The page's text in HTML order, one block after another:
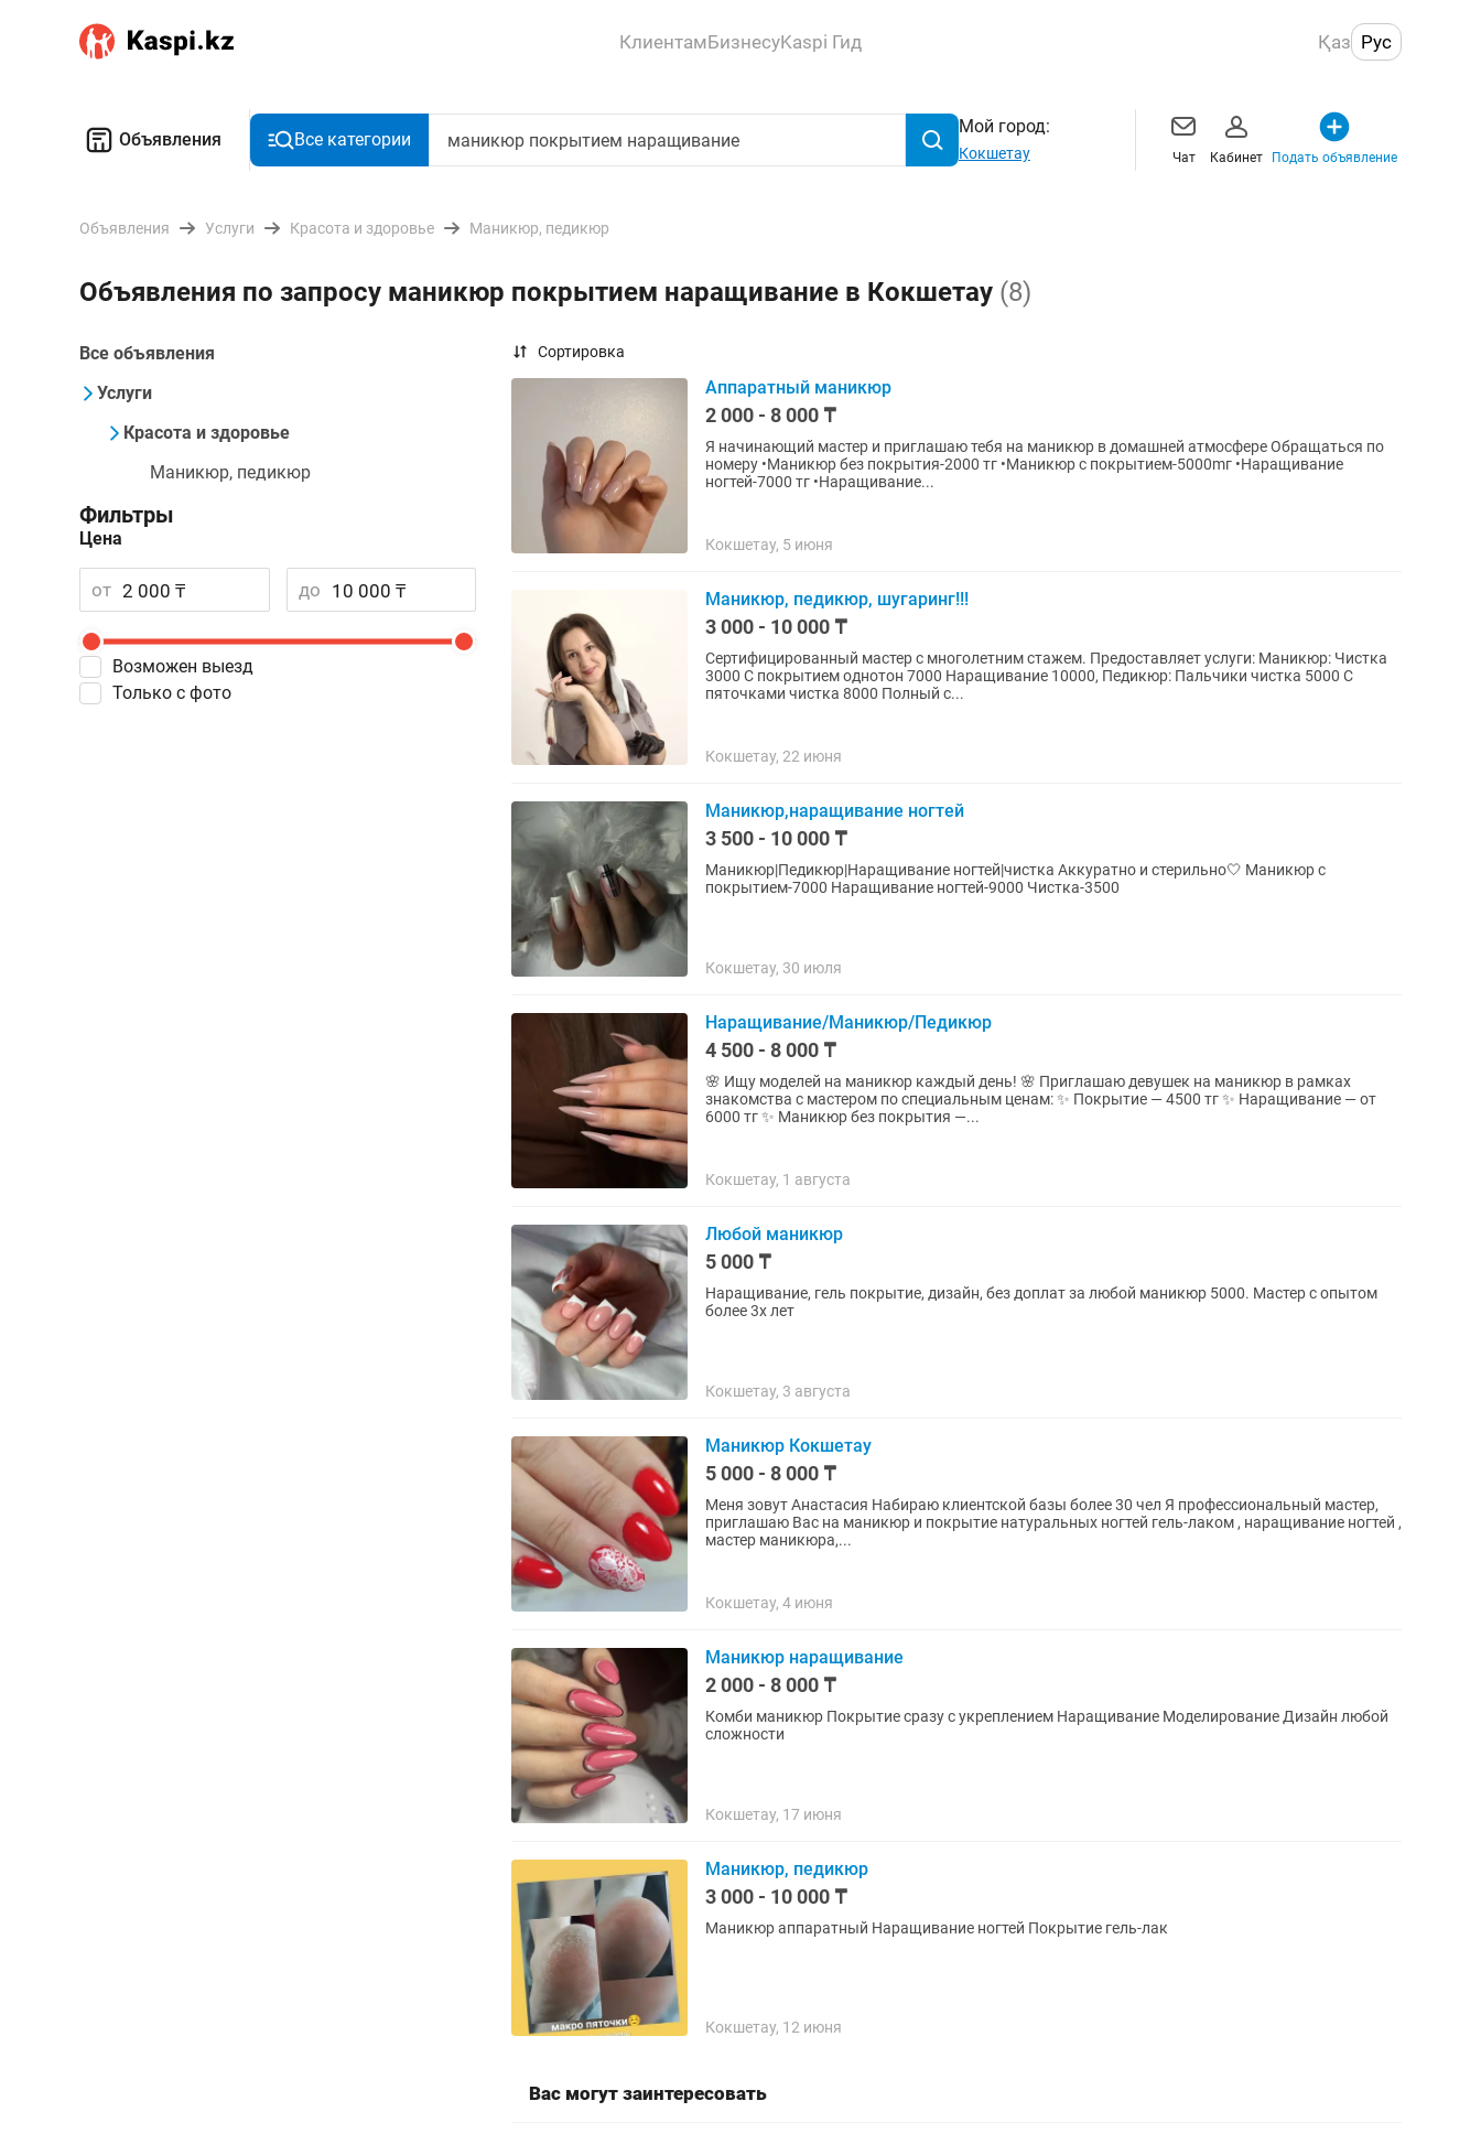
КлиентамБизнесуKaspi Гид Қаз Рус
Объявления Все категории
Мой город:
Кокшетау Чат Кабинет Подать объявление
Объявления Услуги Красота и здоровье Маникюр, педикюр
Объявления по запросу маникюр покрытием наращивание в Кокшетау (8)
Все объявления
Услуги
Красота и здоровье
Маникюр, педикюр
Фильтры
Цена
от до
Возможен выезд
Только с фото
Сортировка
Аппаратный маникюр
2 000 - 8 000 ₸
Я начинающий мастер и приглашаю тебя на маникюр в домашней атмосфере Обращаться по
номеру •Маникюр без покрытия-2000 тг •Маникюр с покрытием-5000mг •Наращивание
ногтей-7000 тг •Наращивание...
Кокшетау, 5 июня
Маникюр, педикюр, шугаринг!!!
3 000 - 10 000 ₸
Сертифицированный мастер с многолетним стажем. Предоставляет услуги: Маникюр: Чистка
3000 С покрытием однотон 7000 Наращивание 10000, Педикюр: Пальчики чистка 5000 С
пяточками чистка 8000 Полный с...
Кокшетау, 22 июня
Маникюр,наращивание ногтей
3 500 - 10 000 ₸
Маникюр|Педикюр|Наращивание ногтей|чистка Аккуратно и стерильно🤍 Маникюр с
покрытием-7000 Наращивание ногтей-9000 Чистка-3500
Кокшетау, 30 июля
Наращивание/Маникюр/Педикюр
4 500 - 8 000 ₸
🌸 Ищу моделей на маникюр каждый день! 🌸 Приглашаю девушек на маникюр в рамках
знакомства с мастером по специальным ценам: ✨ Покрытие — 4500 тг ✨ Наращивание — от
6000 тг ✨ Маникюр без покрытия —...
Кокшетау, 1 августа
Любой маникюр
5 000 ₸
Наращивание, гель покрытие, дизайн, без доплат за любой маникюр 5000. Мастер с опытом
более 3х лет
Кокшетау, 3 августа
Маникюр Кокшетау
5 000 - 8 000 ₸
Меня зовут Анастасия Набираю клиентской базы более 30 чел Я профессиональный мастер,
приглашаю Вас на маникюр и покрытие натуральных ногтей гель-лаком , наращивание ногтей ,
мастер маникюра,...
Кокшетау, 4 июня
Маникюр наращивание
2 000 - 8 000 ₸
Комби маникюр Покрытие сразу с укреплением Наращивание Моделирование Дизайн любой
сложности
Кокшетау, 17 июня
Маникюр, педикюр
3 000 - 10 000 ₸
Маникюр аппаратный Наращивание ногтей Покрытие гель-лак
Кокшетау, 12 июня
Вас могут заинтересовать